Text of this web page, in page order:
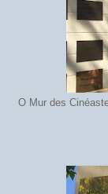
O Mur des